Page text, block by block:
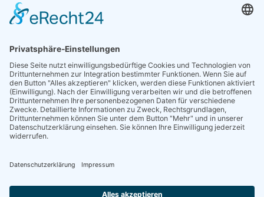
Sieben gute Gründe
für Ihre Mitgliedschaft
NEWSLETTER
Neuigkeiten rund um die Geriatrie und die DGG – regelmäßig in Ihrem
Postfach.